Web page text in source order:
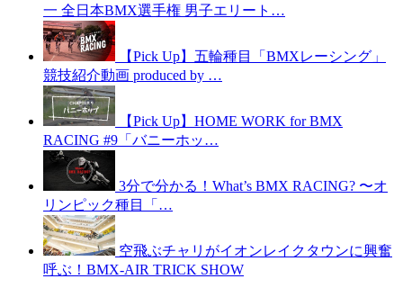
一 全日本BMX選手権 男子エリート…
【Pick Up】五輪種目「BMXレーシング」
競技紹介動画 produced by …
【Pick Up】HOME WORK for BMX
RACING #9「バニーホッ…
3分で分かる！What’s BMX RACING? 〜オ
リンピック種目「…
空飛ぶチャリがイオンレイクタウンに興奮
呼ぶ！BMX-AIR TRICK SHOW